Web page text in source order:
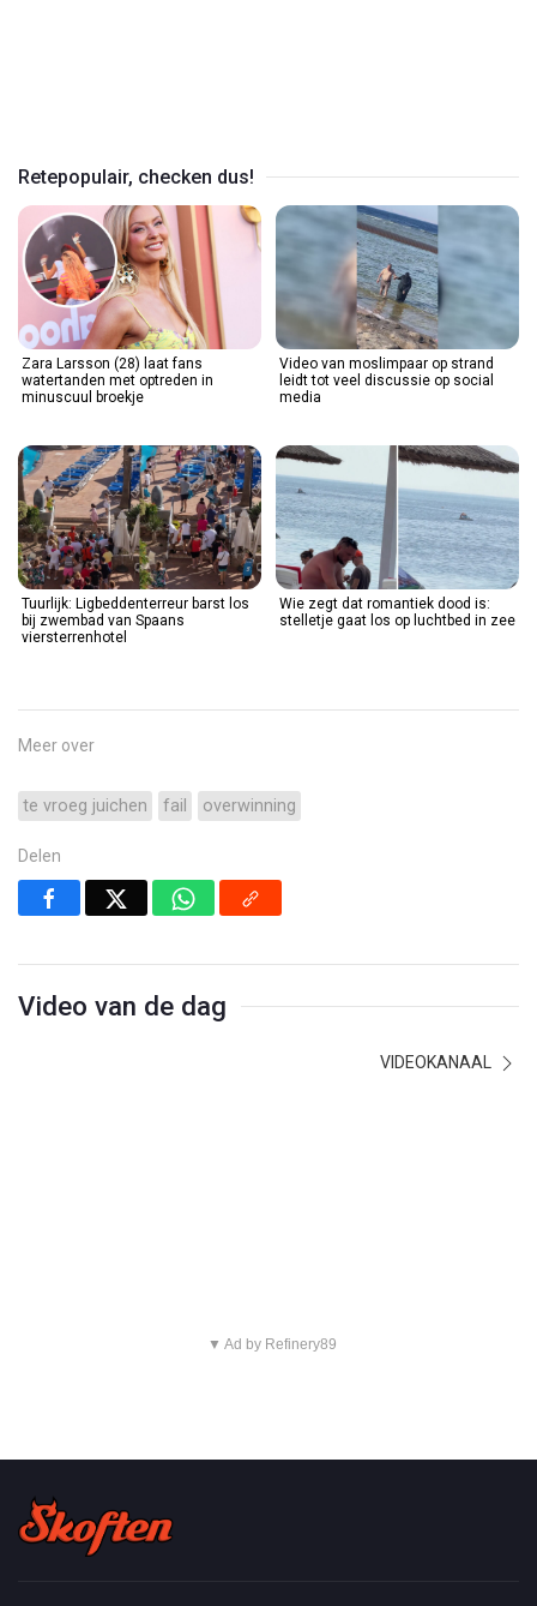
Retepopulair, checken dus!
Zara Larsson (28) laat fans
watertanden met optreden in
minuscuul broekje
Video van moslimpaar op strand
leidt tot veel discussie op social
media
Tuurlijk: Ligbeddenterreur barst los
bij zwembad van Spaans
viersterrenhotel
Wie zegt dat romantiek dood is:
stelletje gaat los op luchtbed in zee
Meer over
te vroeg juichen fail overwinning
Delen
Video van de dag
VIDEOKANAAL
▼ Ad by Refinery89